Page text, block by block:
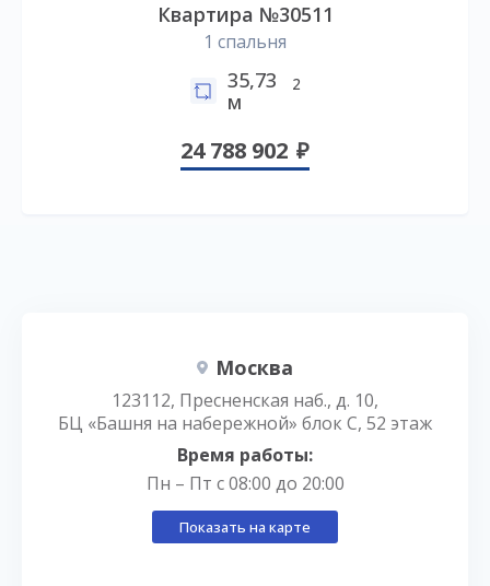
Квартира №30511
1 спальня
35,73
м
2
24 788 902
Москва
123112, Пресненская наб., д. 10,
БЦ «Башня на набережной» блок С, 52 этаж
Время работы:
Пн – Пт с 08:00 до 20:00
Показать на карте